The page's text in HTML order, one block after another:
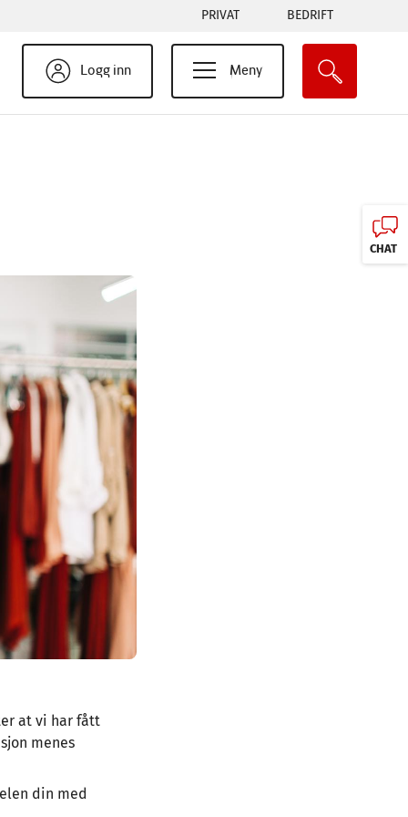
Tabs
menu
PRIVAT BEDRIFT
Logg inn Meny
at vi har fått
menes
din med
CHAT